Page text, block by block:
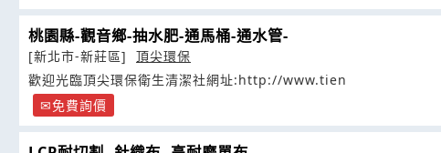
桃園縣-觀音鄉-抽水肥-通馬桶-通水管-
[新北市-新莊區]
頂尖環保
歡迎光臨頂尖環保衛生清潔社網址:http://www.tien
免費詢價